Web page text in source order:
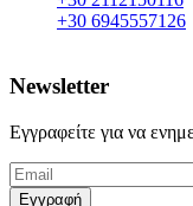
+30 6945557126
Newsletter
Εγγραφείτε για να
Εγγραφή